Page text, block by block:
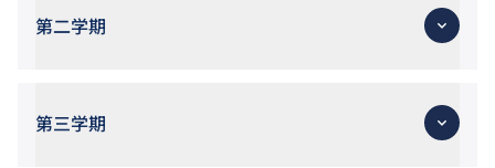
第二学期
第三学期